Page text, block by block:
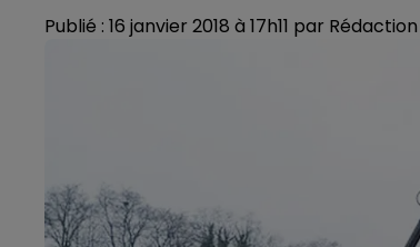
Publié : 16 janvier 2018 à 17h11 par Rédaction